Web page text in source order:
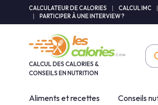
CALCULATEUR DE CALORIES CALCUL IMC
PARTICIPER À UNE INTERVIEW ?
CALCUL DES CALORIES &
CONSEILS EN NUTRITION
Aliments et recettes Conseils
Panneau de gestion des cookies